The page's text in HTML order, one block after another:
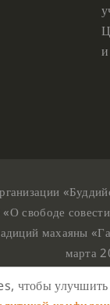
совести
махаяны
марта
чтобы улучшить